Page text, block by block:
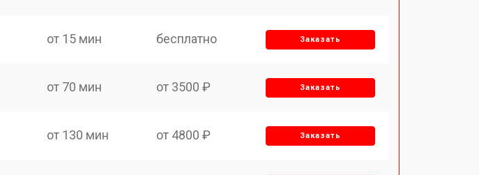
от 15 мин бесплатно Заказать
от 70 мин от 3500 ₽ Заказать
от 130 мин от 4800 ₽ Заказать